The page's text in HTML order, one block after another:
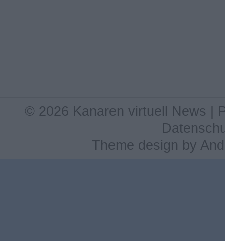
© 2026 Kanaren virtuell News |
Theme design by